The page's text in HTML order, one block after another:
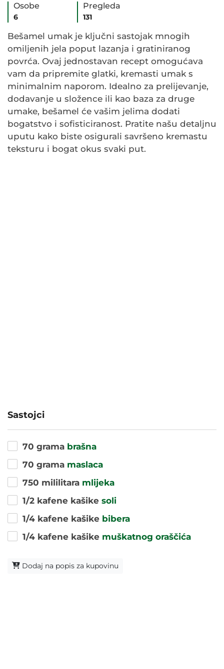
Osobe
6
Pregleda
131
Bešamel umak je ključni sastojak mnogih
omiljenih jela poput lazanja i gratiniranog
povrća. Ovaj jednostavan recept omogućava
vam da pripremite glatki, kremasti umak s
minimalnim naporom. Idealno za prelijevanje,
dodavanje u složence ili kao baza za druge
umake, bešamel će vašim jelima dodati
bogatstvo i sofisticiranost. Pratite našu detaljnu
uputu kako biste osigurali savršeno kremastu
teksturu i bogat okus svaki put.
Sastojci
70 grama brašna
70 grama maslaca
750 mililitara mlijeka
1/2 kafene kašike soli
1/4 kafene kašike bibera
1/4 kafene kašike muškatnog oraščića
Dodaj na popis za kupovinu